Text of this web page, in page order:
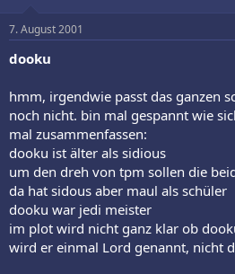
7. August 2001
dooku
hmm, irgendwie passt das ganzen
noch nicht. bin mal gespannt wie
mal zusammenfassen:
dooku ist älter als sidious
um den dreh von tpm sollen die
da hat sidous aber maul als schüler
dooku war jedi meister
im plot wird nicht ganz klar ob
wird er einmal Lord genannt, nicht